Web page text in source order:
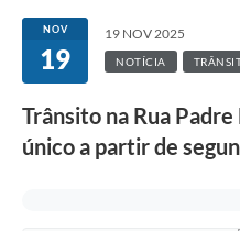
NOV
19
19 NOV 2025
NOTÍCIA
Trânsito na Rua
único a partir de